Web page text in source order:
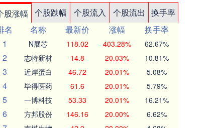
股涨幅 个股跌幅 个股流入 个股流出
换手率
名
名称 最新价 涨幅
换手率
1
N展芯 118.02 403.28% 62.67%
2 志特新材 14.8 20.03% 10.81%
3 近岸蛋白 46.72 20.01% 5.08%
4 毕得医药 61.6 20.01% 5.79%
5 一博科技 53.33 20.01% 16.21%
6 方邦股份 146.16 20.00% 6.62%